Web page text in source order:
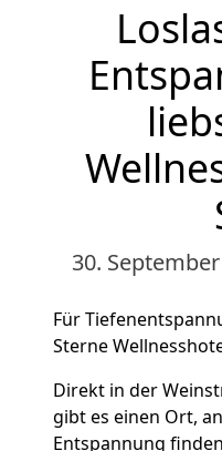
30.
Für
Sterne
Direkt in der
gibt es einen Ort,
Entspannung